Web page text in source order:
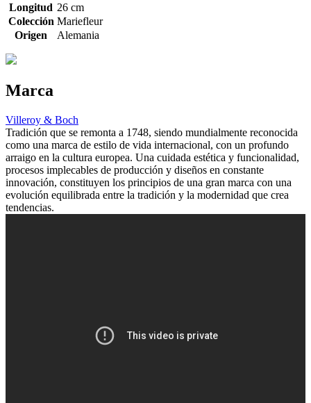
Longitud 26 cm
Colección Mariefleur
Origen
Alemania
Marca
Villeroy & Boch
Tradición que se remonta a 1748, siendo mundialmente reconocida
como una marca de estilo de vida internacional, con un profundo
arraigo en la cultura europea. Una cuidada estética y funcionalidad,
procesos implecables de producción y diseños en constante
innovación, constituyen los principios de una gran marca con una
evolución equilibrada entre la tradición y la modernidad que crea
tendencias.